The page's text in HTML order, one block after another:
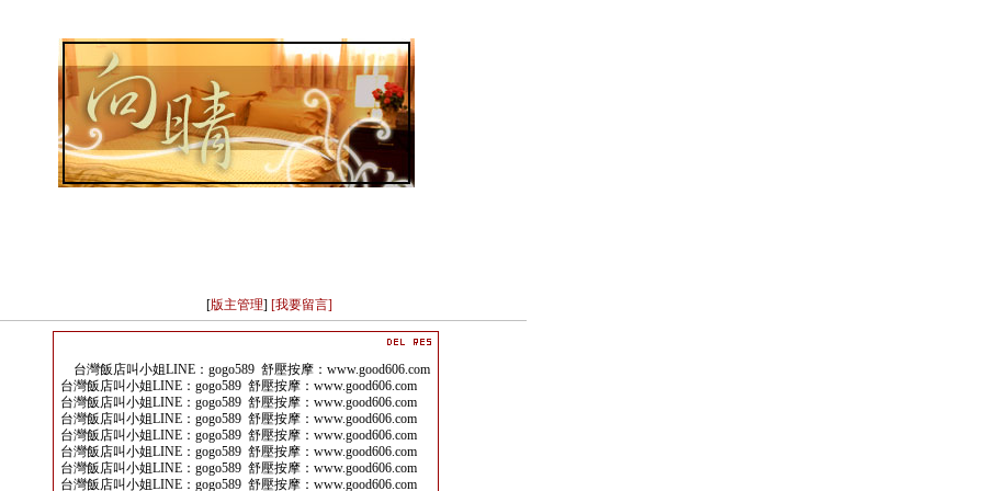
[版主管理] [我要留言]
台灣飯店叫小姐LINE：gogo589 舒壓按摩：www.good606.com
台灣飯店叫小姐LINE：gogo589 舒壓按摩：www.good606.com
台灣飯店叫小姐LINE：gogo589 舒壓按摩：www.good606.com
台灣飯店叫小姐LINE：gogo589 舒壓按摩：www.good606.com
台灣飯店叫小姐LINE：gogo589 舒壓按摩：www.good606.com
台灣飯店叫小姐LINE：gogo589 舒壓按摩：www.good606.com
台灣飯店叫小姐LINE：gogo589 舒壓按摩：www.good606.com
台灣飯店叫小姐LINE：gogo589 舒壓按摩：www.good606.com